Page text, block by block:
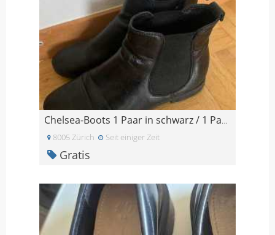
Chelsea-Boots 1 Paar in schwarz / 1 Paar in braun
8005 Zürich Seit einiger Zeit
Gratis